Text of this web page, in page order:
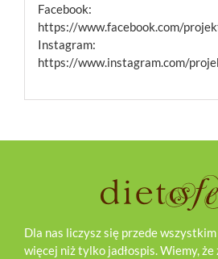
Facebook:
https://www.facebook.com/
Instagram:
https://www.instagram.com/
Dla nas liczysz się przede
więcej niż tylko jadłospis. Wiemy, że